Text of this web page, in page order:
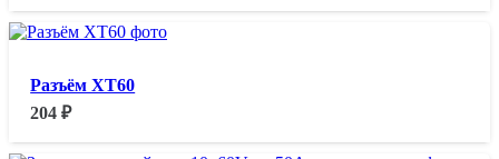
Разъём XT60
204₽